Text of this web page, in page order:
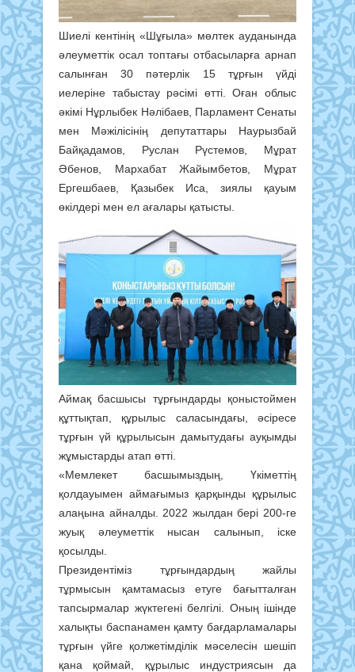
Шиелі кентінің «Шұғыла» мөлтек ауданында
әлеуметтік осал топтағы отбасыларға арнап
салынған 30 пәтерлік 15 тұрғын үйді
иелеріне табыстау рәсімі өтті. Оған облыс
әкімі Нұрлыбек Нәлібаев, Парламент Сенаты
мен Мәжілісінің депутаттары Наурызбай
Байқадамов, Руслан Рүстемов, Мұрат
Әбенов, Мархабат Жайымбетов, Мұрат
Ергешбаев, Қазыбек Иса, зиялы қауым
өкілдері мен ел ағалары қатысты.
Аймақ басшысы тұрғындарды қоныстоймен
құттықтап, құрылыс саласындағы, әсіресе
тұрғын үй құрылысын дамытудағы ауқымды
жұмыстарды атап өтті.
«Мемлекет басшымыздың, Үкіметтің
қолдауымен аймағымыз қарқынды құрылыс
алаңына айналды. 2022 жылдан бері 200-ге
жуық әлеуметтік нысан салынып, іске
қосылды.
Президентіміз тұрғындардың жайлы
тұрмысын қамтамасыз етуге бағытталған
тапсырмалар жүктегені белгілі. Оның ішінде
халықты баспанамен қамту бағдарламалары
тұрғын үйге қолжетімділік мәселесін шешіп
қана қоймай, құрылыс индустриясын да